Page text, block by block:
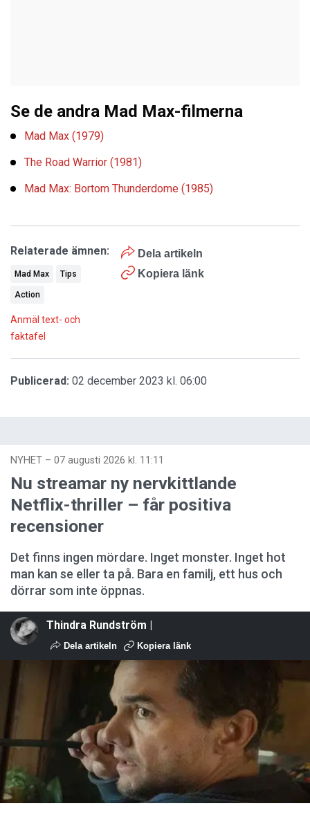
Se de andra Mad Max-filmerna
Mad Max (1979)
The Road Warrior (1981)
Mad Max: Bortom Thunderdome (1985)
Dela artikeln
Kopiera länk
Relaterade ämnen:
Mad Max Tips
Action
Anmäl text- och
faktafel
Publicerad: 02 december 2023 kl. 06:00
NYHET – 07 augusti 2026 kl. 11:11
Nu streamar ny nervkittlande
Netflix-thriller – får positiva
recensioner
Det finns ingen mördare. Inget monster. Inget hot
man kan se eller ta på. Bara en familj, ett hus och
dörrar som inte öppnas.
Thindra Rundström |
Dela artikeln Kopiera länk